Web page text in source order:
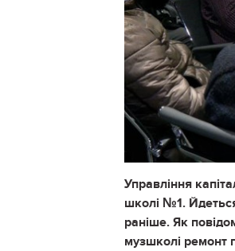
Управління
школі №1.
раніше. Як
музшколі ремонт